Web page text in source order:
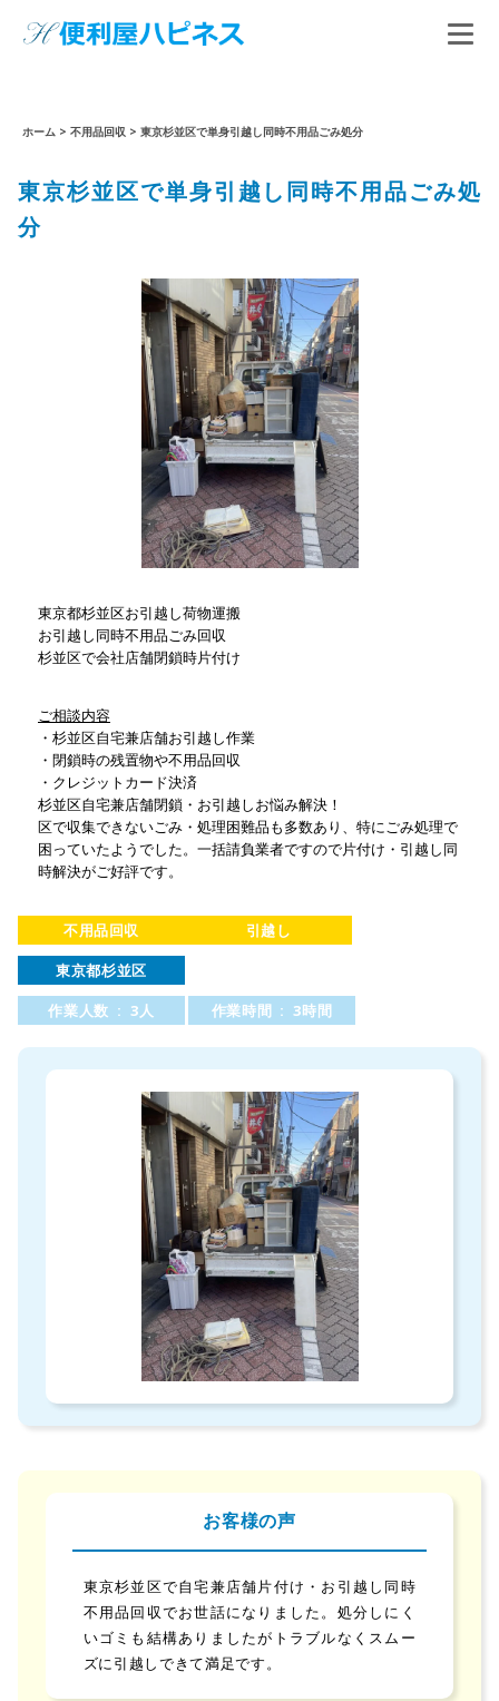
ホーム > 不用品回収 > 東京杉並区で単身引越し同時不用品ごみ処分
東京杉並区で単身引越し同時不用品ごみ処
分
東京都杉並区お引越し荷物運搬
お引越し同時不用品ごみ回収
杉並区で会社店舗閉鎖時片付け
ご相談内容
・杉並区自宅兼店舗お引越し作業
・閉鎖時の残置物や不用品回収
・クレジットカード決済
杉並区自宅兼店舗閉鎖・お引越しお悩み解決！
区で収集できないごみ・処理困難品も多数あり、特にごみ処理で
困っていたようでした。一括請負業者ですので片付け・引越し同
時解決がご好評です。
不用品回収
引越し
東京都杉並区
作業人数 : 3人
作業時間 : 3時間
お客様の声
東京杉並区で自宅兼店舗片付け・お引越し同時
不用品回収でお世話になりました。処分しにく
いゴミも結構ありましたがトラブルなくスムー
ズに引越しできて満足です。